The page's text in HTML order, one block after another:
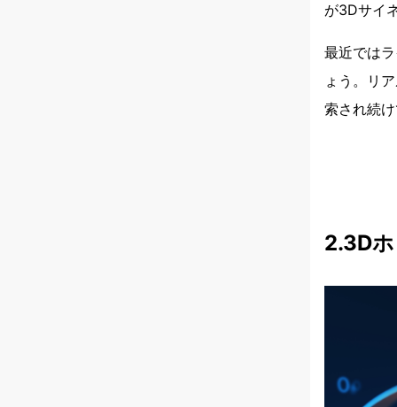
が3Dサイ
最近では
ょう。リ
索され続
2.3D